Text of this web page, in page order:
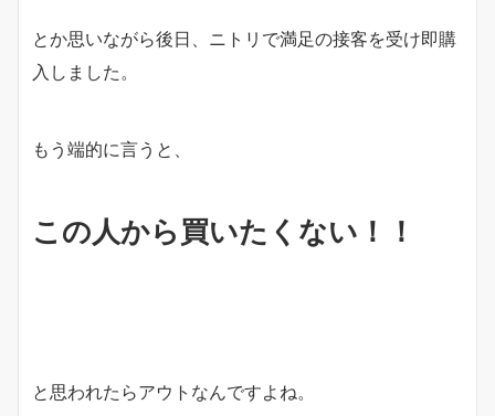
とか思いながら後日、ニトリで満足の接客を受け即購
入しました。
もう端的に言うと、
この人から買いたくない！！
と思われたらアウトなんですよね。